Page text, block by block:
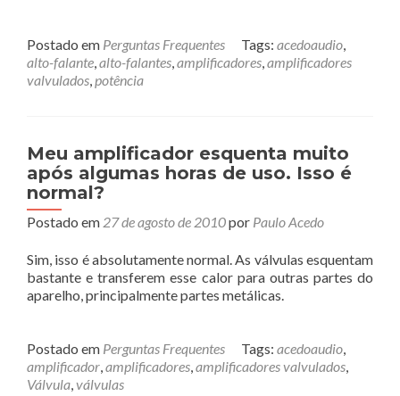
Postado em Perguntas Frequentes Tags: acedoaudio,
alto-falante,alto-falantes,amplificadores,amplificadores
valvulados,potência
Meu amplificador esquenta muito
após algumas horas de uso. Isso é
normal?
Postado em 27 de agosto de 2010por Paulo Acedo
Sim, isso é absolutamente normal. As válvulas esquentam
bastante e transferem esse calor para outras partes do
aparelho, principalmente partes metálicas.
Postado em Perguntas Frequentes Tags: acedoaudio,
amplificador,amplificadores,amplificadores valvulados,
Válvula,válvulas